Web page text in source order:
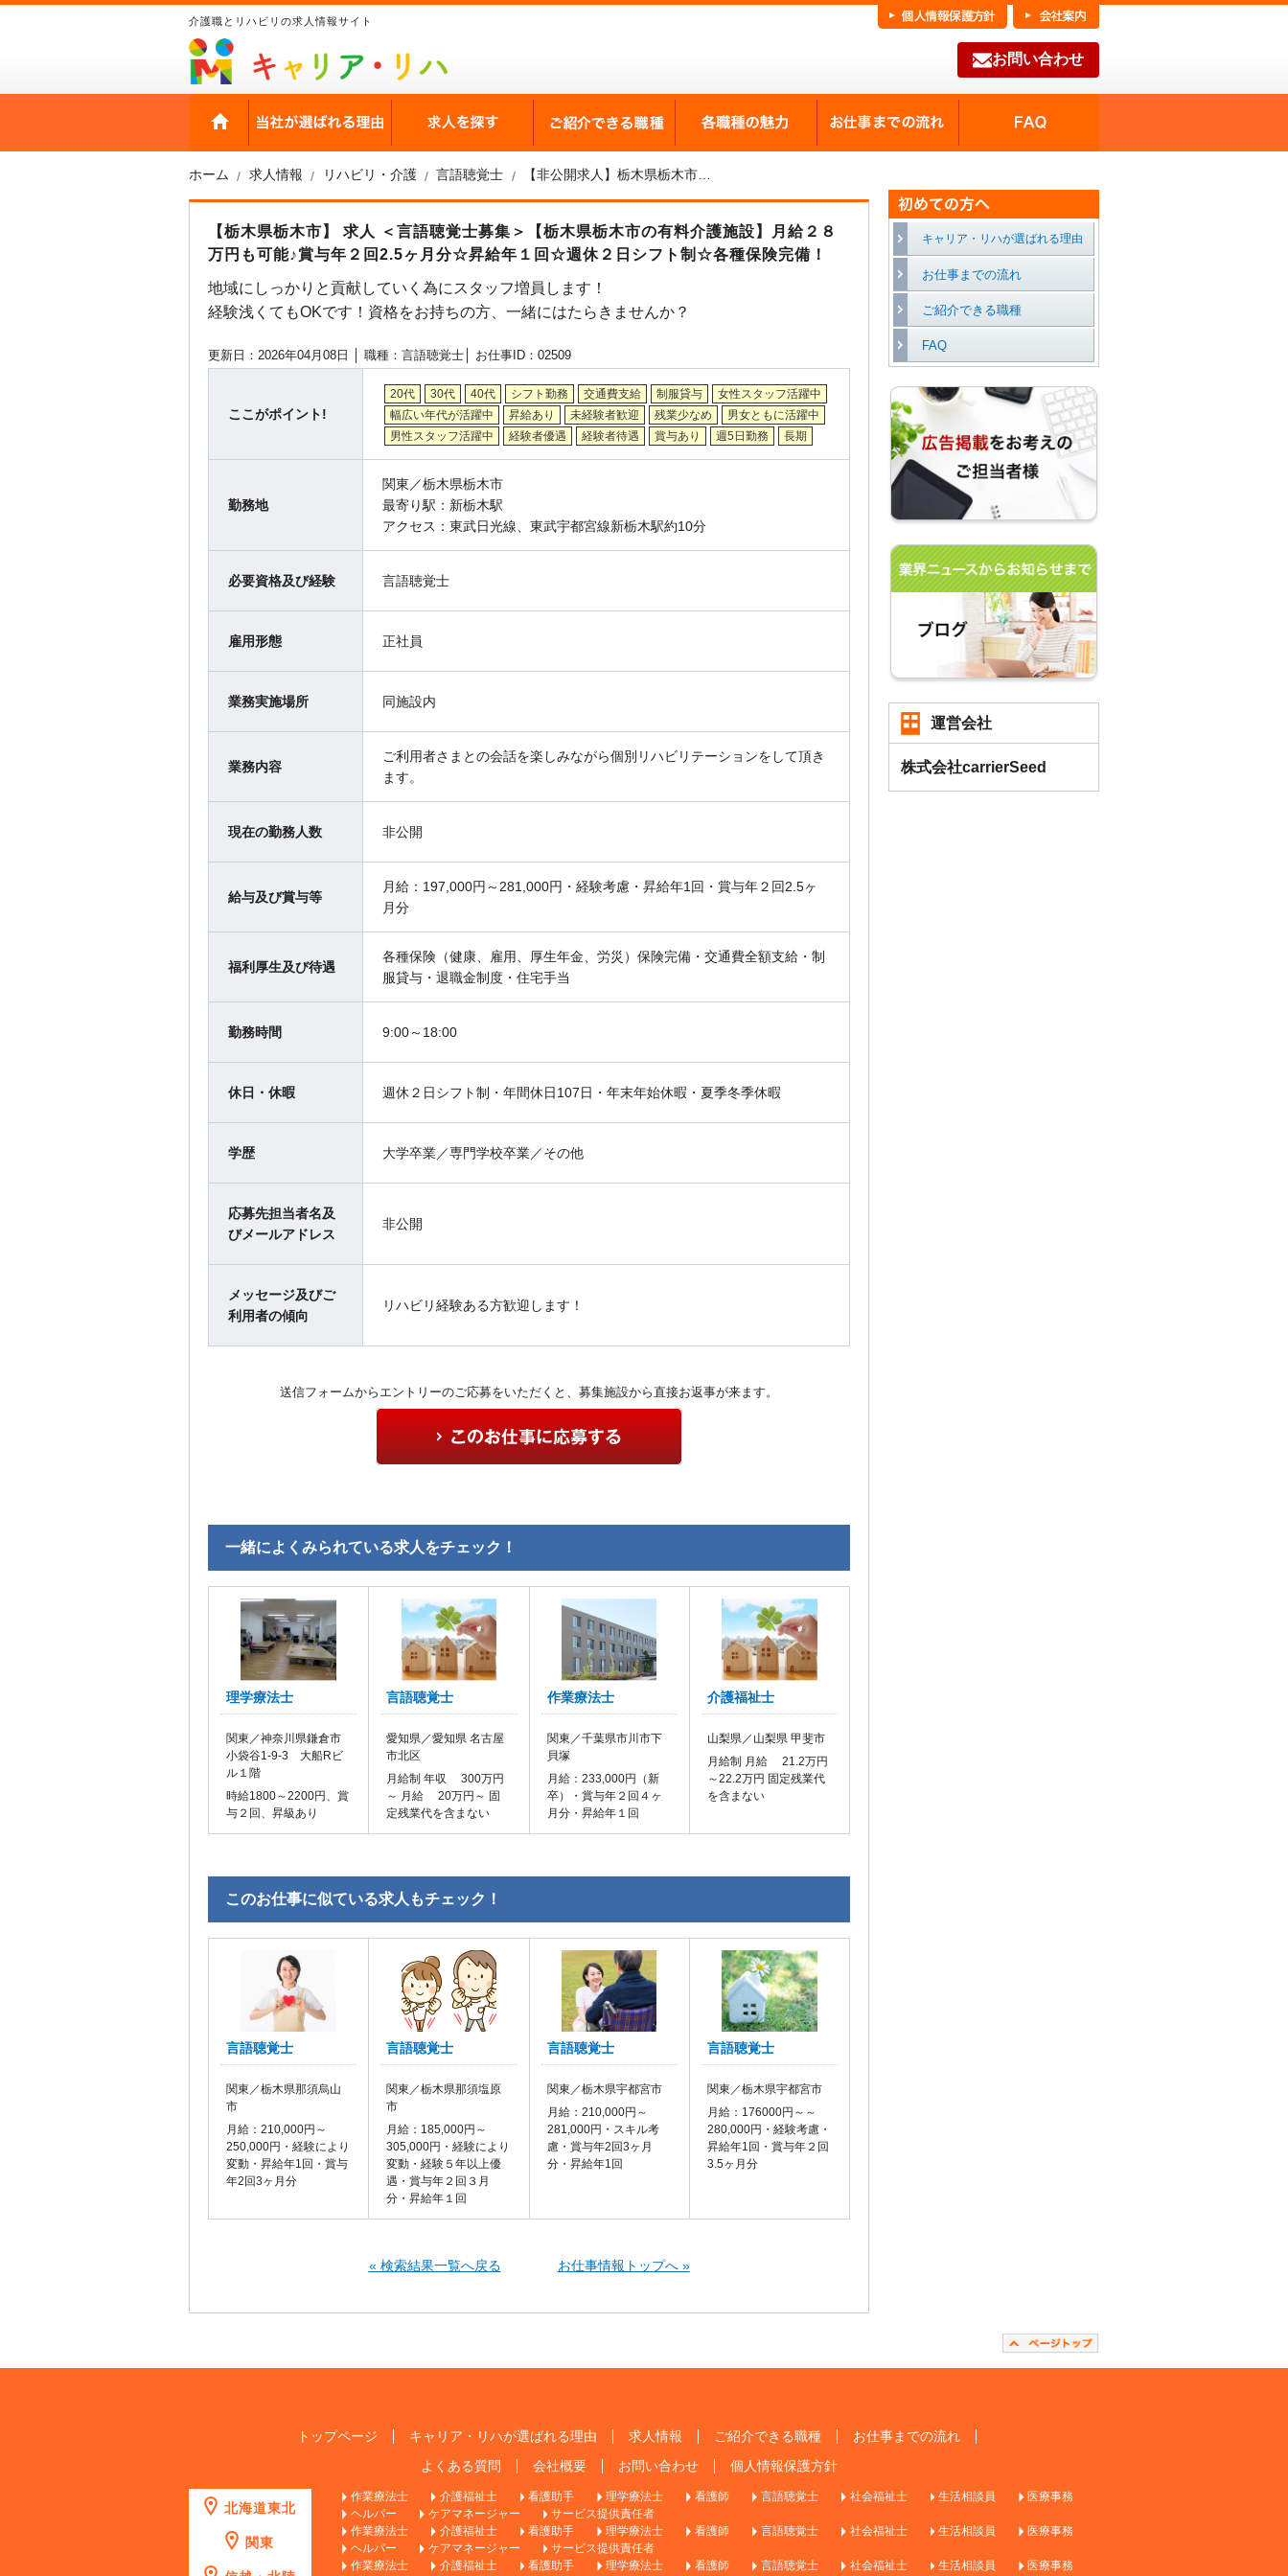
介護職とリハビリの求人情報サイト
お問い合わせ
当社が選ばれる理由 求人を探す ご紹介できる職種 各職種の魅力 お仕事までの流れ
ホーム 求人情報 リハビリ・介護 言語聴覚士
【栃木県栃木市】 求人 ＜言語聴覚士募集＞【栃木県栃木市の有料介護施設】月給２８
万円も可能♪賞与年２回2.5ヶ月分☆昇給年１回☆週休２日シフト制☆各種保険完備！
地域にしっかりと貢献していく為にスタッフ増員します！
経験浅くてもOKです！資格をお持ちの方、一緒にはたらきませんか？
更新日：2026年04月08日 │ 職種：言語聴覚士│ お仕事ID：02509
ここがポイント!
20代 30代 40代 シフト勤務 交通費支給 制服貸与
女性スタッフ活躍中
幅広い年代が活躍中
昇給あり 未経験者歓迎 残業少なめ
男女ともに活躍中
男性スタッフ活躍中
経験者優遇 経験者待遇 賞与あり 週5日勤務 長期
勤務地
関東／栃木県栃木市
最寄り駅：新栃木駅
アクセス：東武日光線、東武宇都宮線新栃木駅約10分
必要資格及び経験 言語聴覚士
雇用形態 正社員
業務実施場所 同施設内
業務内容
ご利用者さまとの会話を楽しみながら個別リハビリテーションをして頂き
ます。
現在の勤務人数 非公開
給与及び賞与等
月給：197,000円～281,000円・経験考慮・昇給年1回・賞与年２回2.5ヶ
月分
福利厚生及び待遇
各種保険（健康、雇用、厚生年金、労災）保険完備・交通費全額支給・制
服貸与・退職金制度・住宅手当
勤務時間 9:00～18:00
休日・休暇 週休２日シフト制・年間休日107日・年末年始休暇・夏季冬季休暇
学歴 大学卒業／専門学校卒業／その他
応募先担当者名及
びメールアドレス
非公開
メッセージ及びご
利用者の傾向
リハビリ経験ある方歓迎します！
送信フォームからエントリーのご応募をいただくと、募集施設から直接お返事が来ます。
一緒によくみられている求人をチェック！
理学療法士
関東／神奈川県鎌倉市
小袋谷1-9-3 大船Rビ
ル１階
時給1800～2200円、賞
与２回、昇級あり
言語聴覚士
愛知県／愛知県 名古屋
市北区
月給制 年収 300万円
～ 月給 20万円～ 固
定残業代を含まない
作業療法士
関東／千葉県市川市下
貝塚
月給：233,000円（新
卒）・賞与年２回４ヶ
月分・昇給年１回
介護福祉士
山梨県／山梨県 甲斐市
月給制 月給 21.2万円
～22.2万円 固定残業代
を含まない
このお仕事に似ている求人もチェック！
言語聴覚士
関東／栃木県那須烏山
市
月給：210,000円～
250,000円・経験により
変動・昇給年1回・賞与
年2回3ヶ月分
言語聴覚士
関東／栃木県那須塩原
市
月給：185,000円～
305,000円・経験により
変動・経験５年以上優
遇・賞与年２回３月
分・昇給年１回
言語聴覚士
関東／栃木県宇都宮市
月給：210,000円～
281,000円・スキル考
慮・賞与年2回3ヶ月
分・昇給年1回
言語聴覚士
関東／栃木県宇都宮市
月給：176000円～～
280,000円・経験考慮・
昇給年1回・賞与年２回
3.5ヶ月分
« 検索結果一覧へ戻る お仕事情報トップへ »
キャリア・リハが選ばれる理由
お仕事までの流れ
ご紹介できる職種
FAQ
運営会社
株式会社carrierSeed
トップページ キャリア・リハが選ばれる理由 求人情報 ご紹介できる職種
お仕事までの流れ
よくある質問
会社概要 お問い合わせ 個人情報保護方針
北海道東北
作業療法士 介護福祉士 看護助手 理学療法士 看護師 言語聴覚士 社会福祉士 生活相談員
医療事務
ヘルパー
ケアマネージャー サービス提供責任者
関東
作業療法士 介護福祉士 看護助手 理学療法士 看護師 言語聴覚士 社会福祉士 生活相談員
医療事務
ヘルパー
ケアマネージャー サービス提供責任者
作業療法士 介護福祉士 看護助手 理学療法士 看護師 言語聴覚士 社会福祉士 生活相談員 医療事務